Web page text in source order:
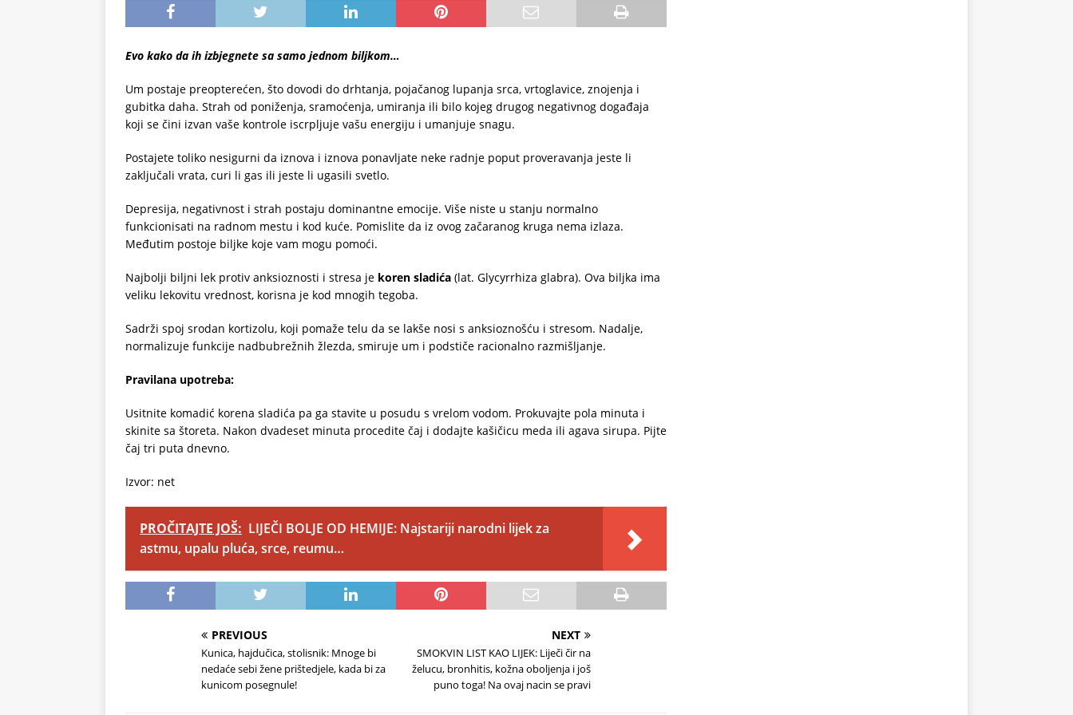
Evo kako da ih izbjegnete sa samo jednom biljkom…
Um postaje preopterećen, što dovodi do drhtanja, pojačanog lupanja srca, vrtoglavice, znojenja i
gubitka daha. Strah od poniženja, sramoćenja, umiranja ili bilo kojeg drugog negativnog događaja
koji se čini izvan vaše kontrole iscrpljuje vašu energiju i umanjuje snagu.
Postajete toliko nesigurni da iznova i iznova ponavljate neke radnje poput proveravanja jeste li
zaključali vrata, curi li gas ili jeste li ugasili svetlo.
Depresija, negativnost i strah postaju dominantne emocije. Više niste u stanju normalno
funkcionisati na radnom mestu i kod kuće. Pomislite da iz ovog začaranog kruga nema izlaza.
Međutim postoje biljke koje vam mogu pomoći.
Najbolji biljni lek protiv anksioznosti i stresa je koren sladića (lat. Glycyrrhiza glabra). Ova biljka ima
veliku lekovitu vrednost, korisna je kod mnogih tegoba.
Sadrži spoj srodan kortizolu, koji pomaže telu da se lakše nosi s anksioznošću i stresom. Nadalje,
normalizuje funkcije nadbubrežnih žlezda, smiruje um i podstiče racionalno razmišljanje.
Pravilana upotreba:
Usitnite komadić korena sladića pa ga stavite u posudu s vrelom vodom. Prokuvajte pola minuta i
skinite sa štoreta. Nakon dvadeset minuta procedite čaj i dodajte kašičicu meda ili agava sirupa. Pijte
čaj tri puta dnevno.
Izvor: net
PROČITAJTE JOŠ: LIJEČI BOLJE OD HEMIJE: Najstariji narodni lijek za
astmu, upalu pluća, srce, reumu…
PREVIOUS
Kunica, hajdučica, stolisnik: Mnoge bi
nedaće sebi žene prištedjele, kada bi za
kunicom posegnule!
NEXT
SMOKVIN LIST KAO LIJEK: Liječi čir na
želucu, bronhitis, kožna oboljenja i još
puno toga! Na ovaj nacin se pravi